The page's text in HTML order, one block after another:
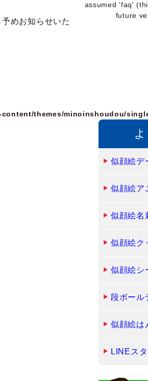
めお知らせいた
assumed 'faq'
future
themes/minoinshoudou/
似顔絵デ
似顔絵ア
似顔絵名
似顔絵ク
似顔絵シ
段ボール
似顔絵は
LINEス